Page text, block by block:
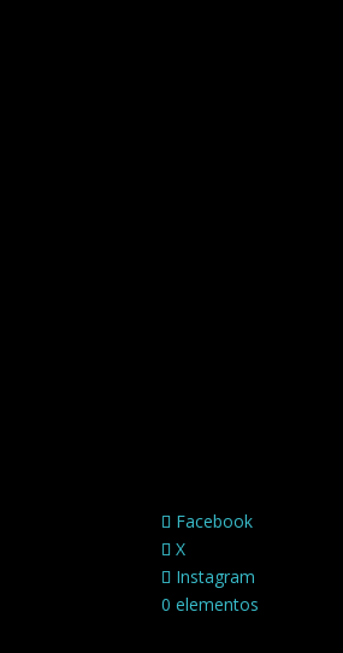
Facebook
X
Instagram
0 elementos